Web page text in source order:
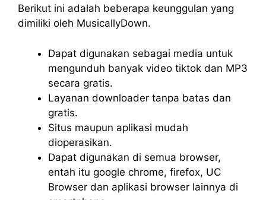
Berikut ini adalah beberapa keunggulan yang
dimiliki oleh MusicallyDown.
Dapat digunakan sebagai media untuk
mengunduh banyak video tiktok dan MP3
secara gratis.
Layanan downloader tanpa batas dan
gratis.
Situs maupun aplikasi mudah
dioperasikan.
Dapat digunakan di semua browser,
entah itu google chrome, firefox, UC
Browser dan aplikasi browser lainnya di